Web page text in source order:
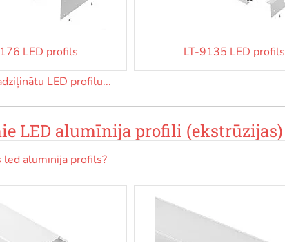
LED profils LT-9135 LED profils
LED profilu...
LED alumīnija profili (ekstrūzijas)
led alumīnija profils?